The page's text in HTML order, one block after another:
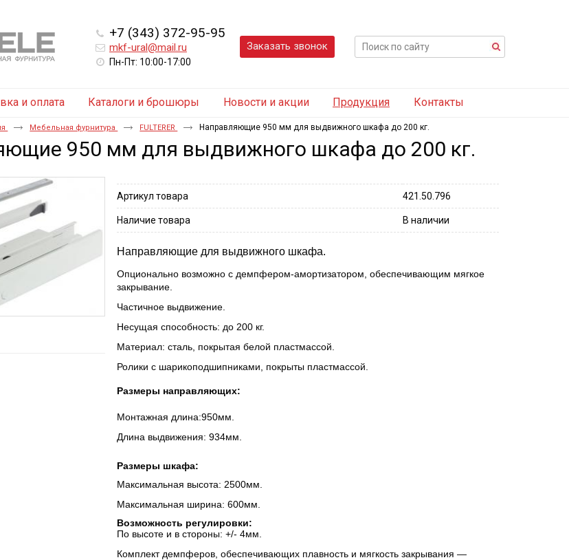
+7 (343) 372-95-95
mkf-ural@mail.ru
Пн-Пт: 10:00-17:00
Заказать звонок
и оплата Каталоги и брошюры Новости и акции Продукция Контакты
Мебельная фурнитура FULTERER Направляющие 950 мм для выдвижного шкафа до 200 кг.
950 мм для выдвижного шкафа до 200 кг.
Артикул товара 421.50.796
Наличие товара В наличии
Направляющие для выдвижного шкафа.
Опционально возможно с демпфером-амортизатором, обеспечивающим мягкое
закрывание.
Частичное выдвижение.
Несущая способность: до 200 кг.
Материал: сталь, покрытая белой пластмассой.
Ролики с шарикоподшипниками, покрыты пластмассой.
Размеры направляющих:
Монтажная длина:950мм.
Длина выдвижения: 934мм.
Размеры шкафа:
Максимальная высота: 2500мм.
Максимальная ширина: 600мм.
Возможность регулировки:
По высоте и в стороны: +/- 4мм.
Комплект демпферов, обеспечивающих плавность и мягкость закрывания —